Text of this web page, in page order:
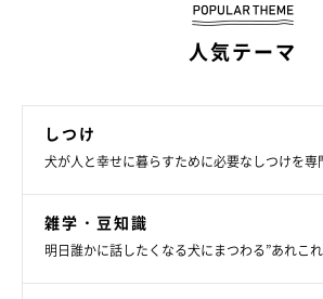
いぬのきもち投稿写真ギャラリー
人気テーマ
しつけ
犬が人と幸せに暮らすために必要なしつけを専
雑学・豆知識
明日誰かに話したくなる犬にまつわる”あれこ